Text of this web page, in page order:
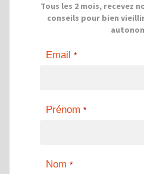
Tous les 2 mois, recevez
conseils pour bien
Email *
Prénom *
Nom *